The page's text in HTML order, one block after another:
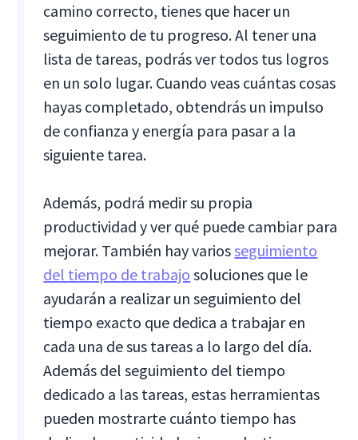
camino correcto, tienes que hacer un
seguimiento de tu progreso. Al tener una
lista de tareas, podrás ver todos tus logros
en un solo lugar. Cuando veas cuántas cosas
hayas completado, obtendrás un impulso
de confianza y energía para pasar a la
siguiente tarea.
Además, podrá medir su propia
productividad y ver qué puede cambiar para
mejorar. También hay variosseguimiento
del tiempo de trabajo soluciones que le
ayudarán a realizar un seguimiento del
tiempo exacto que dedica a trabajar en
cada una de sus tareas a lo largo del día.
Además del seguimiento del tiempo
dedicado a las tareas, estas herramientas
pueden mostrarte cuánto tiempo has